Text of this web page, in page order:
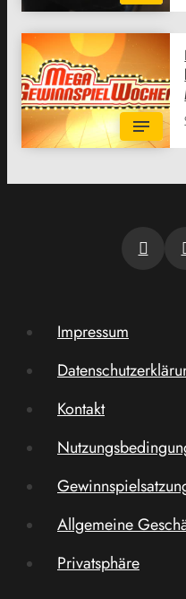
Impressum
Kontakt
Allgemeine
Privatsphäre